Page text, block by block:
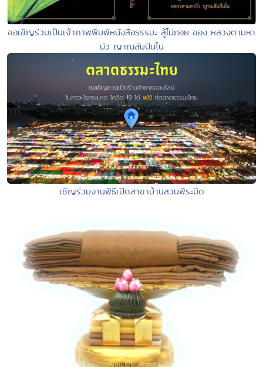
ขอเชิญร่วมเป็นเจ้าภาพพิมพ์หนังสือธรรมะ สู้ไม่ถอย ของ หลวงตามหา
บัว ญาณสัมปันโน
เชิญร่วมงานพิธีเปิดสาขาบ้านสวนพีระมิด